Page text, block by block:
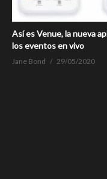
Así es Venue, la nueva
los eventos en vivo
Jane Bond 29/05/2020